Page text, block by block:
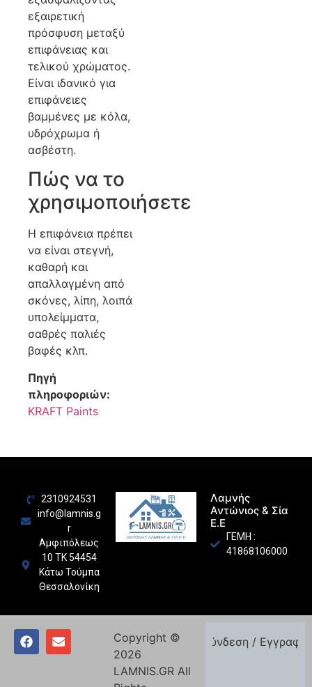
εξαιρετική
πρόσφυση μεταξύ
επιφάνειας και
τελικού χρώματος.
Είναι ιδανικό για
επιφάνειες
βαμμένες με κόλα,
υδρόχρωμα ή
ασβέστη.
Πώς να το
χρησιμοποιήσετε
Η επιφάνεια πρέπει
να είναι στεγνή,
καθαρή και
απαλλαγμένη από
σκόνες, λίπη, λοιπά
υπολείμματα,
σαθρές παλιές
βαφές κλπ.
Πηγή
πληροφοριών:
KRAFT Paints
2310924531
info@lamnis.g
r
Αμφιπόλεως
10 ΤΚ 54454
Κάτω Τούμπα
Θεσσαλονίκη
Λαμνής
Αντώνιος & Σία
Ε.Ε
ΓΕΜΗ :
41868106000
Copyright ©
2026
LAMNIS.GR All
Σύνδεση / Εγγραφή